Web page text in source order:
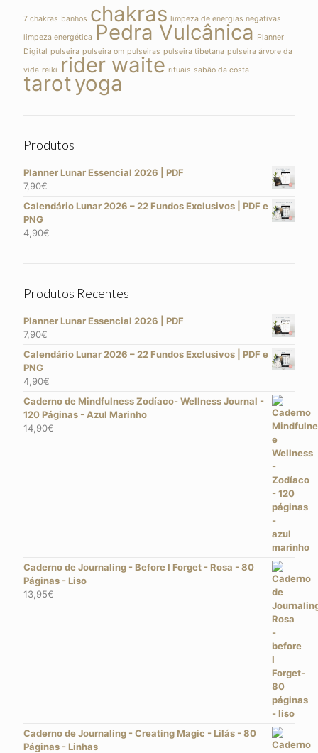
7 chakras banhos chakras limpeza de energias negativas
limpeza energética Pedra Vulcânica Planner
Digital pulseira pulseira om pulseiras pulseira tibetana pulseira árvore da
vida reiki rider waite rituais sabão da costa
tarotyoga
Produtos
Planner Lunar Essencial 2026 | PDF
7,90€
Calendário Lunar 2026 – 22 Fundos Exclusivos | PDF e
PNG
4,90€
Produtos Recentes
Planner Lunar Essencial 2026 | PDF
7,90€
Calendário Lunar 2026 – 22 Fundos Exclusivos | PDF e
PNG
4,90€
Caderno de Mindfulness Zodíaco- Wellness Journal -
120 Páginas - Azul Marinho
14,90€
Caderno de Journaling - Before I Forget - Rosa - 80
Páginas - Liso
13,95€
Caderno de Journaling - Creating Magic - Lilás - 80
Páginas - Linhas